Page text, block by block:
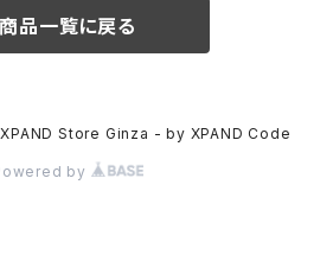
商品一覧に戻る
XPAND Store Ginza - by XPAND Code
by